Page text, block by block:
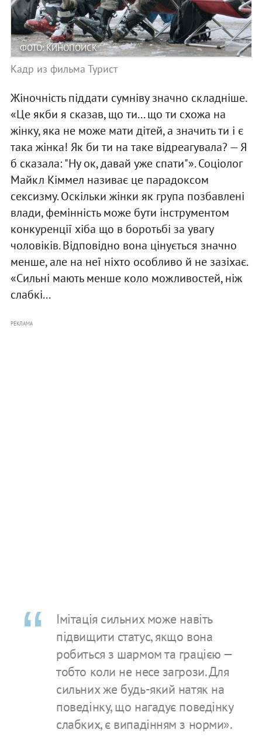
ФОТО: КИНОПОИСК
Кадр из фильма Турист
Жіночність піддати сумніву значно складніше.
«Це якби я сказав, що ти... що ти схожа на
жінку, яка не може мати дітей, а значить ти і є
така жінка! Як би ти на таке відреагувала? — Я
б сказала: "Ну ок, давай уже спати"». Соціолог
Майкл Кіммел називає це парадоксом
сексизму. Оскільки жінки як група позбавлені
влади, фемінність може бути інструментом
конкуренції хіба що в боротьбі за увагу
чоловіків. Відповідно вона цінується значно
менше, але на неї ніхто особливо й не зазіхає.
«Сильні мають менше коло можливостей, ніж
слабкі...
РЕКЛАМА
Імітація сильних може навіть
підвищити статус, якщо вона
робиться з шармом та грацією —
тобто коли не несе загрози. Для
сильних же будь-який натяк на
поведінку, що нагадує поведінку
слабких, є випадінням з норми».